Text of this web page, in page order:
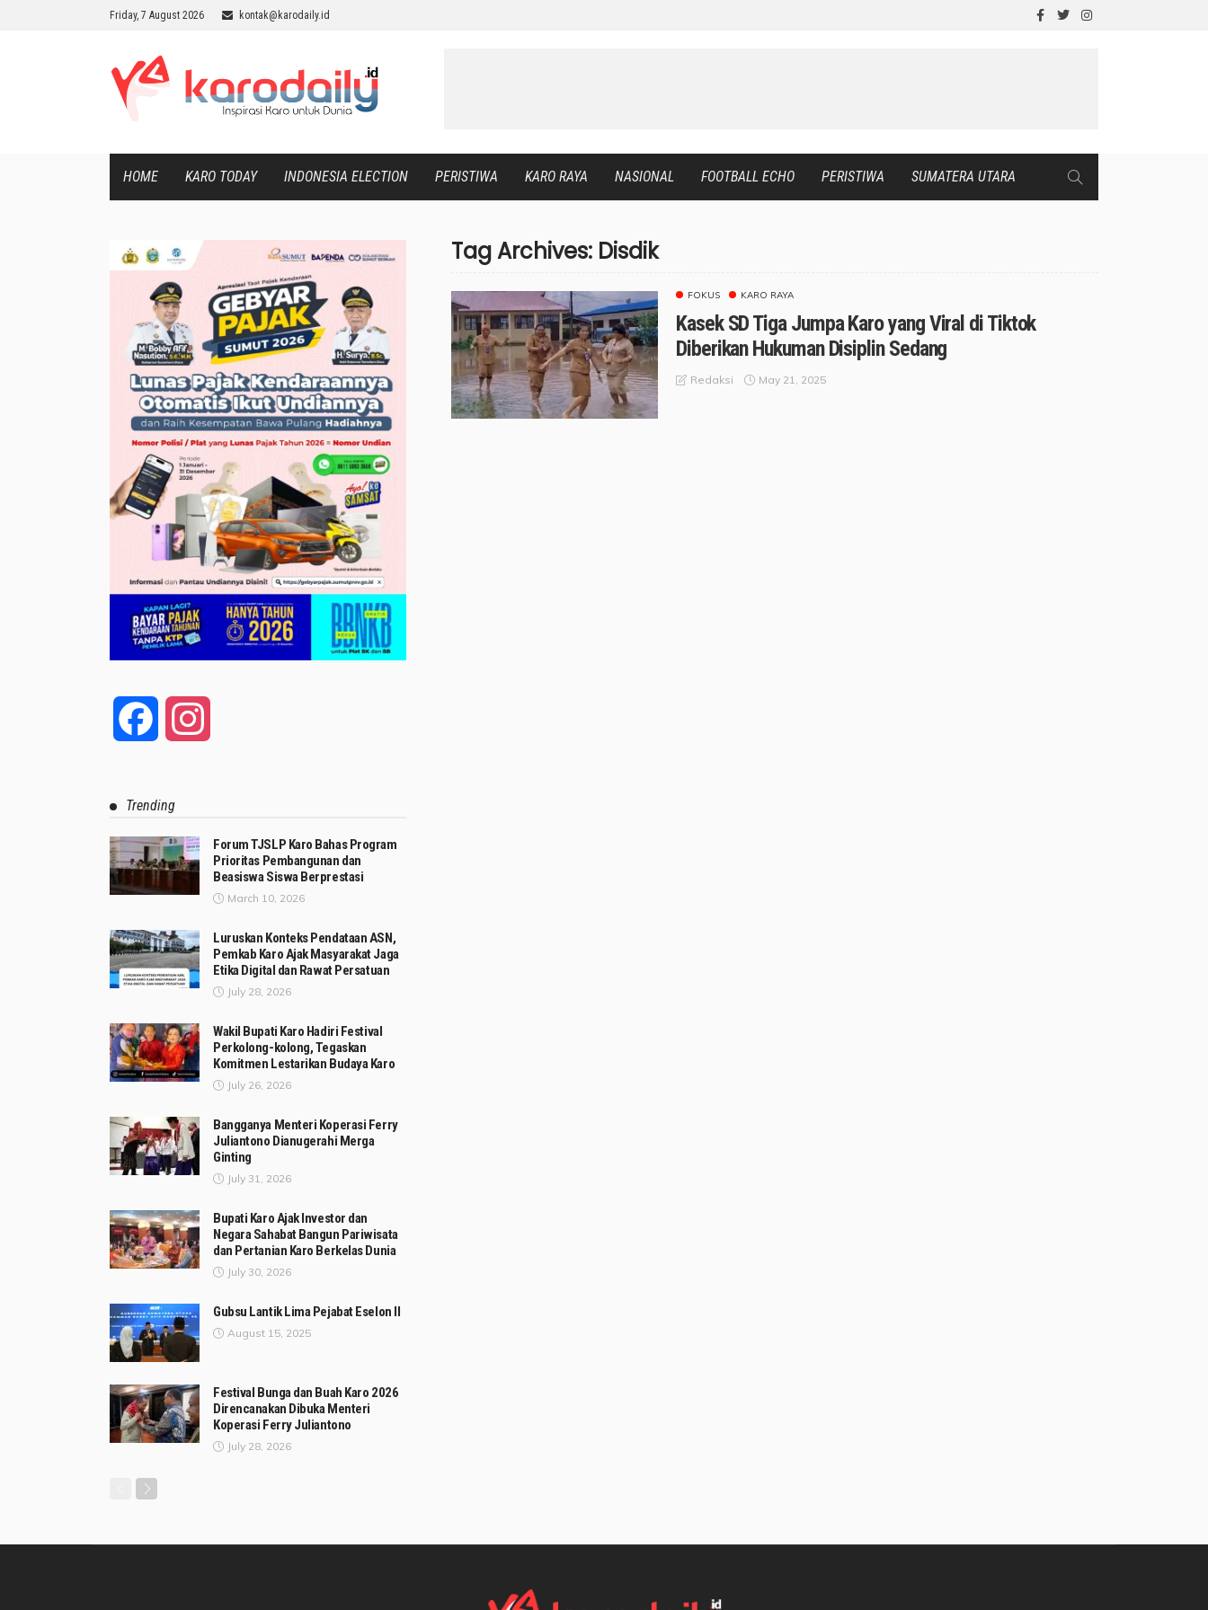
Friday, 7 August 2026 kontak@karodaily.id
HOME KARO TODAY INDONESIA ELECTION PERISTIWA KARO RAYA NASIONAL FOOTBALL ECHO PERISTIWA SUMATERA UTARA
Tag Archives: Disdik
FOKUS KARO RAYA
Kasek SD Tiga Jumpa Karo yang Viral di Tiktok
Diberikan Hukuman Disiplin Sedang
Redaksi May 21, 2025
Facebook
Trending
Forum TJSLP Karo Bahas Program
Prioritas Pembangunan dan
Beasiswa Siswa Berprestasi
March 10, 2026
Luruskan Konteks Pendataan ASN,
Pemkab Karo Ajak Masyarakat Jaga
Etika Digital dan Rawat Persatuan
July 28, 2026
Wakil Bupati Karo Hadiri Festival
Perkolong-kolong, Tegaskan
Komitmen Lestarikan Budaya Karo
July 26, 2026
Bangganya Menteri Koperasi Ferry
Juliantono Dianugerahi Merga
Ginting
July 31, 2026
Bupati Karo Ajak Investor dan
Negara Sahabat Bangun Pariwisata
dan Pertanian Karo Berkelas Dunia
July 30, 2026
Gubsu Lantik Lima Pejabat Eselon II
August 15, 2025
Festival Bunga dan Buah Karo 2026
Direncanakan Dibuka Menteri
Koperasi Ferry Juliantono
July 28, 2026